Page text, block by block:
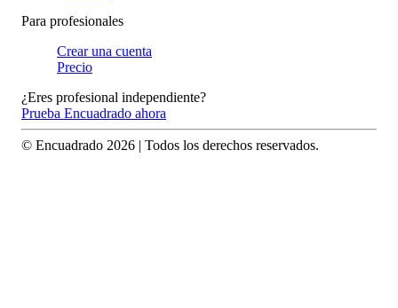
Para profesionales
Crear una cuenta
Precio
¿Eres profesional independiente?
Prueba Encuadrado ahora
© Encuadrado 2026 | Todos los derechos reservados.